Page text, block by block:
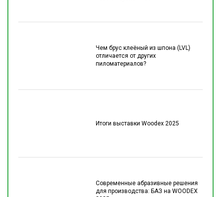
Чем брус клеёный из шпона (LVL)
отличается от других
пиломатериалов?
Итоги выставки Woodex 2025
Современные абразивные решения
для производства: БАЗ на WOODEX